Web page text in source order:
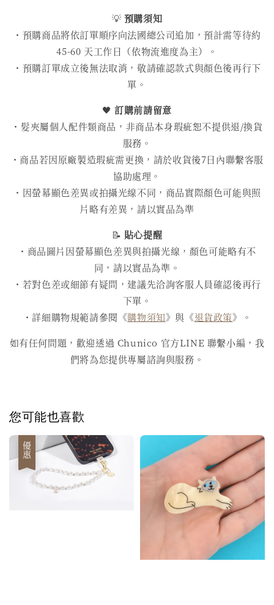
💡 預購須知
・預購商品將依訂單順序向法國總公司追加，預計需等待約
45-60 天工作日（依物流進度為主）。
・預購訂單成立後無法取消，敬請確認款式與顏色後再行下
單。
🖤訂購前請留意
・髮夾屬個人配件類商品，非商品本身瑕疵恕不提供退/換貨
服務。
・商品若因原廠製造瑕疵需更換，請於收貨後7日內聯繫客服
協助處理。
・因螢幕顯色差異或拍攝光線不同，商品實際顏色可能與照
片略有差異，請以實品為準
📝 貼心提醒
・商品圖片因螢幕顯色差異與拍攝光線，顏色可能略有不
同，請以實品為準。
・若對色差或細節有疑問，建議先洽詢客服人員確認後再行
下單。
・詳細購物規範請參閱《購物須知》與《退貨政策》。
如有任何問題，歡迎透過 Chunico 官方LINE 聯繫小編，我
們將為您提供專屬諮詢與服務。
您可能也喜歡
優惠